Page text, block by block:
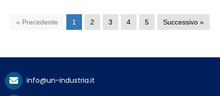
« Precedente 1 2 3 4 5 Successivo »
info@un-industria.it